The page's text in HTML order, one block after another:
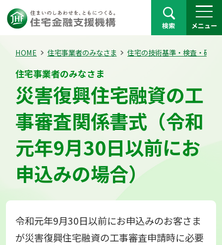
検索 メニュー
HOME 住宅事業者のみなさま 住宅の技術基準・検査・確認
住宅事業者のみなさま
災害復興住宅融資の工
事審査関係書式（令和
元年9月30日以前にお
申込みの場合）
令和元年9月30日以前にお申込みのお客さま
が災害復興住宅融資の工事審査申請時に必要